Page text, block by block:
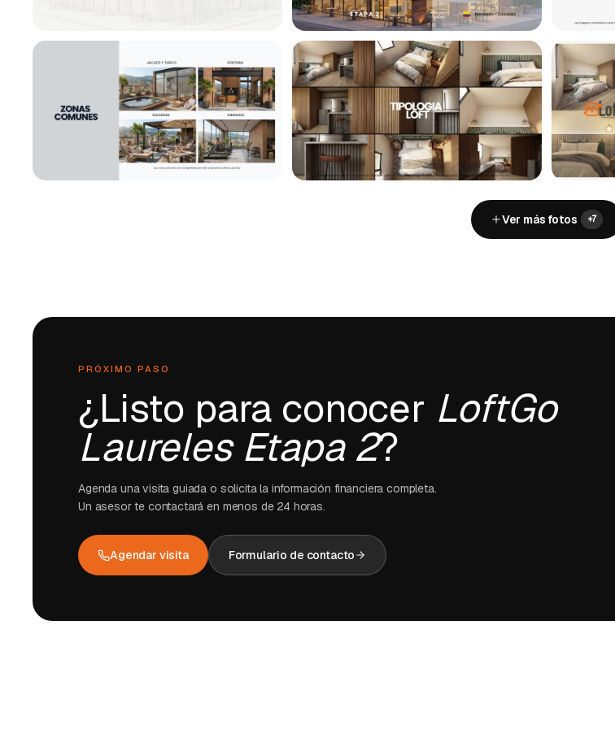
Ver más fotos +7
PRÓXIMO PASO
¿Listo para conocer LoftGo
Laureles Etapa 2?
Agenda una visita guiada o solicita la información financiera completa.
Un asesor te contactará en menos de 24 horas.
Agendar visita Formulario de contacto